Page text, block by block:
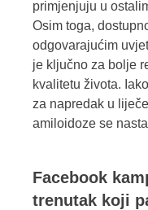
primjenjuju u
Osim toga,
odgovarajućim
je ključno za bolje
kvalitetu života.
za napredak u
amiloidoze se
Facebook
trenutak koji